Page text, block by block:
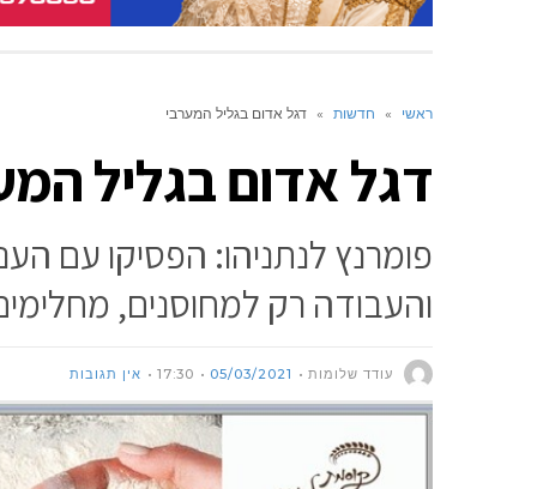
ראשי » חדשות » דגל אדום בגליל המערבי
דגל אדום בגליל
פומרנץ לנתניהו: הפסיקו עם
והעבודה רק למחוסנים, מחלימים ו/
עודד שלומות 05/03/2021
17:30 אין תגובות